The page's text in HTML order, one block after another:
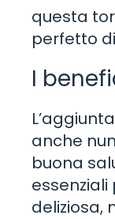
questa
perfetto
I
anche
buona
deliziosa,